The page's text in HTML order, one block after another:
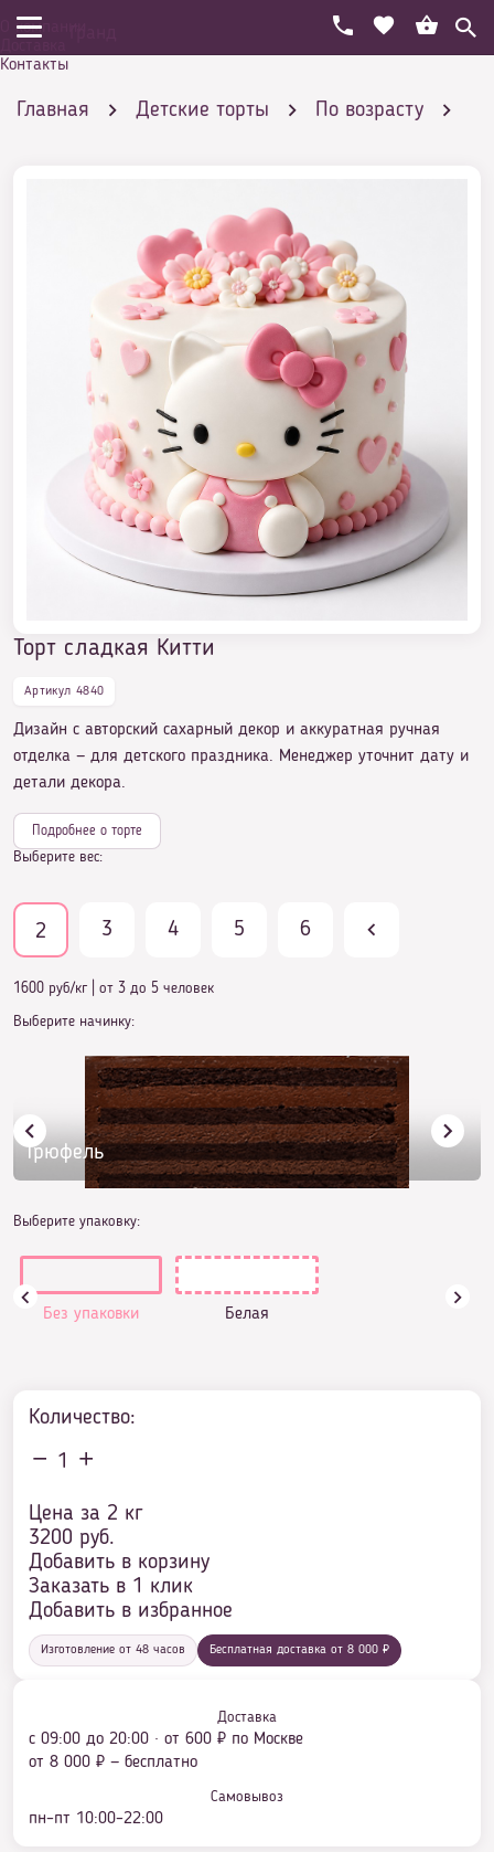
О компании
Контакты
Главная Детские торты По возрасту
Детские торты на 1 год
Торты в форме цифры 1
Детские торты в виде цифры 1 для девочки
Торт сладкая Китти
Торт сладкая Китти
Артикул 4840
Дизайн с авторский сахарный декор и аккуратная ручная
отделка — для детского праздника. Менеджер уточнит дату и
детали декора.
Подробнее о торте
Выберите вес:
2 3 4 5 6
1600 руб/кг от 3 до 5 человек
Выберите начинку:
Трюфель
Выберите упаковку:
Без упаковки Белая
Количество:
1
Цена за 2 кг
3200 руб.
Добавить в корзину
Заказать в 1 клик
Добавить в избранное
Изготовление от 48 часов Бесплатная доставка от 8 000 ₽
Доставка
с 09:00 до 20:00 · от 600 ₽ по Москве
от 8 000 ₽ — бесплатно
Самовывоз
пн–пт 10:00–22:00